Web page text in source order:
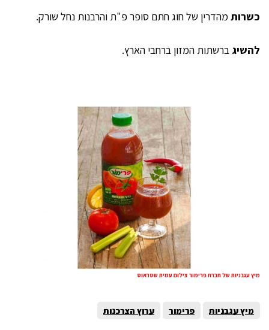
כשרות מהדרין של חוג חתם סופר פ"ת והרבנות נחל שורק.
להשיגברשתות המזון ברחבי הארץ.
מיץ עגבניות של חברת פרימור צילום עמית שטראוס
מיץ עגבניות פרימור ערוץ הצרכנות